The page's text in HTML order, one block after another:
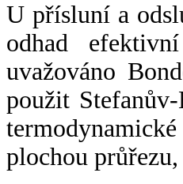
U přísluní a
odhad
uvažováno
použit
plochou